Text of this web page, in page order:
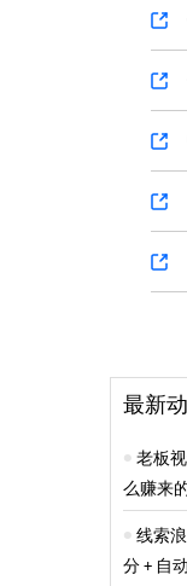
最新
老板
么赚来
线索
分 + 自